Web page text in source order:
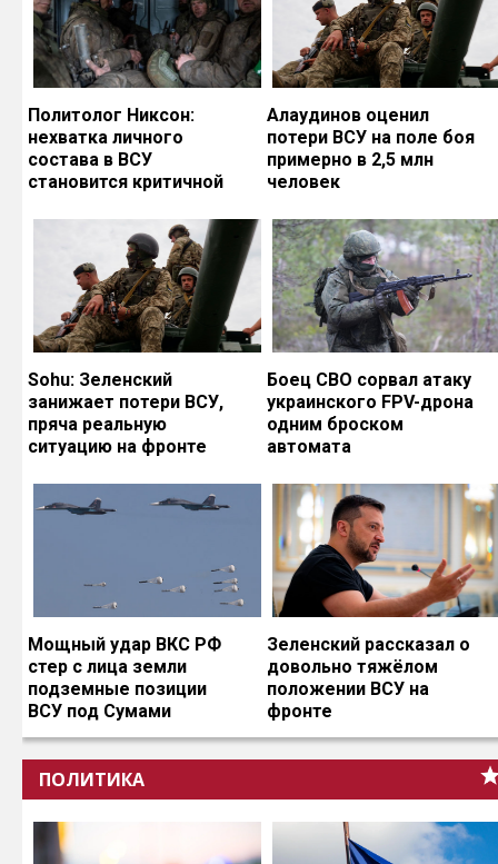
Политолог Никсон:
нехватка личного
состава в ВСУ
становится критичной
Алаудинов оценил
потери ВСУ на поле боя
примерно в 2,5 млн
человек
Sohu: Зеленский
занижает потери ВСУ,
пряча реальную
ситуацию на фронте
Боец СВО сорвал атаку
украинского FPV-дрона
одним броском
автомата
Мощный удар ВКС РФ
стер с лица земли
подземные позиции
ВСУ под Сумами
Зеленский рассказал о
довольно тяжёлом
положении ВСУ на
фронте
ПОЛИТИКА